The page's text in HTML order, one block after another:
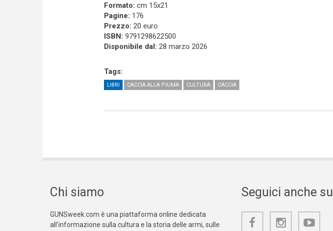
Formato: cm 15x21
Pagine: 176
Prezzo: 20 euro
ISBN: 9791298622500
Disponibile dal: 28 marzo 2026
Tags:
LIBRI CACCIA ALLA PIUMA CULTURA CACCIA
Chi siamo
GUNSweek.com è una piattaforma online dedicata
all'informazione sulla cultura e la storia delle armi, sulle
Seguici anche su